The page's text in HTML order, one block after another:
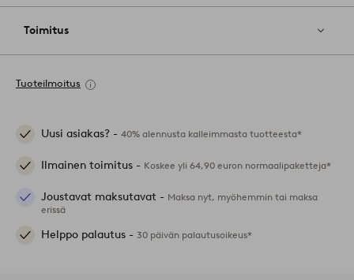
Toimitus
Tuoteilmoitus
Uusi asiakas? - 40% alennusta kalleimmasta tuotteesta*
Ilmainen toimitus - Koskee yli 64,90 euron normaalipaketteja*
Joustavat maksutavat - Maksa nyt, myöhemmin tai maksa
erissä
Helppo palautus - 30 päivän palautusoikeus*